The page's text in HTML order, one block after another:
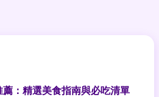
：精選美食指南與必吃清單